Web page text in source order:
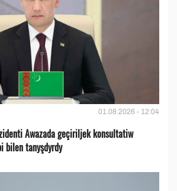
01.08.2026 - 12:04
Awazada geçiriljek konsultatiw
bilen tanyşdyrdy